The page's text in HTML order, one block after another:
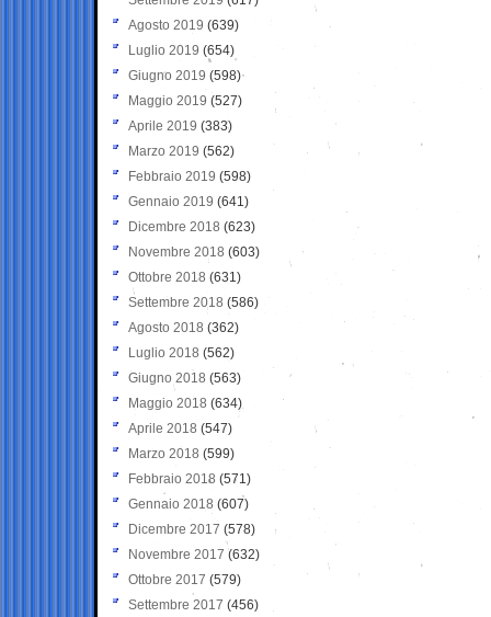
Agosto 2019 (639)
Luglio 2019 (654)
Giugno 2019 (598)
Maggio 2019 (527)
Aprile 2019 (383)
Marzo 2019 (562)
Febbraio 2019 (598)
Gennaio 2019 (641)
Dicembre 2018 (623)
Novembre 2018 (603)
Ottobre 2018 (631)
Settembre 2018 (586)
Agosto 2018 (362)
Luglio 2018 (562)
Giugno 2018 (563)
Maggio 2018 (634)
Aprile 2018 (547)
Marzo 2018 (599)
Febbraio 2018 (571)
Gennaio 2018 (607)
Dicembre 2017 (578)
Novembre 2017 (632)
Ottobre 2017 (579)
Settembre 2017 (456)